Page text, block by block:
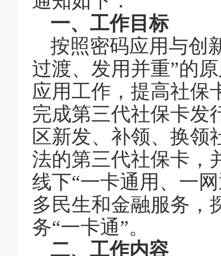
一、工作目标
按照密码应用与创
过渡、发用并重”的
应用工作，提高社保
完成第三代社保卡发
区新发、补领、换领
法的第三代社保卡
线下“一卡通用、一
多民生和金融服务，
务“一卡通”。
二、工作内容